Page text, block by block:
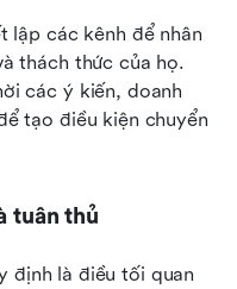
lập các kênh để nhân
thách thức của họ.
các ý kiến, doanh
tạo điều kiện chuyển
tuân thủ
định là điều tối quan